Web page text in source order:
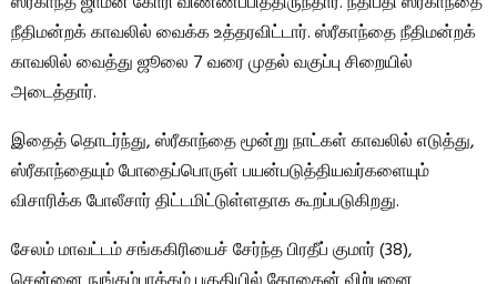
நீதிமன்றக் காவலில் வைக்க உத்தரவிட்டார். ஸ்ரீகாந்தை நீதிமன்றக்
காவலில் வைத்து ஜூலை 7 வரை முதல் வகுப்பு சிறையில்
அடைத்தார்.
இதைத் தொடர்ந்து, ஸ்ரீகாந்தை மூன்று நாட்கள் காவலில் எடுத்து,
ஸ்ரீகாந்தையும் போதைப்பொருள் பயன்படுத்தியவர்களையும்
விசாரிக்க போலீசார் திட்டமிட்டுள்ளதாக கூறப்படுகிறது.
சேலம் மாவட்டம் சங்ககிரியைச் சேர்ந்த பிரதீப் குமார் (38),